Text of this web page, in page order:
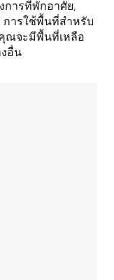
การที่พักอาศัย,
การใช้พื้นที่สำหรับ
ณจะมีพื้นที่เหลือ
อื่น